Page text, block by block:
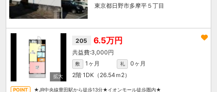
東京都日野市多摩平５丁目
205 6.5万円
3,000円
敷 1ヶ月 礼
0ヶ月
2階 1DK（26.54ｍ 2）
★JR中央線豊田駅から徒歩13分★イオンモール徒歩圏内★